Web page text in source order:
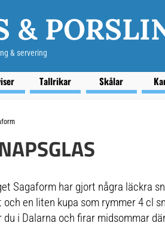
&
& servering
Tallrikar Skålar
Sagaform har gjort några läckra
en liten kupa som rymmer 4 cl
i Dalarna och firar midsommar